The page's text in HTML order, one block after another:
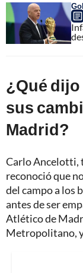
¿Qué
sus
Madrid?
Carlo Ancelotti,
reconoció que
del campo a los
antes de ser
Atlético de
Metropolitano,